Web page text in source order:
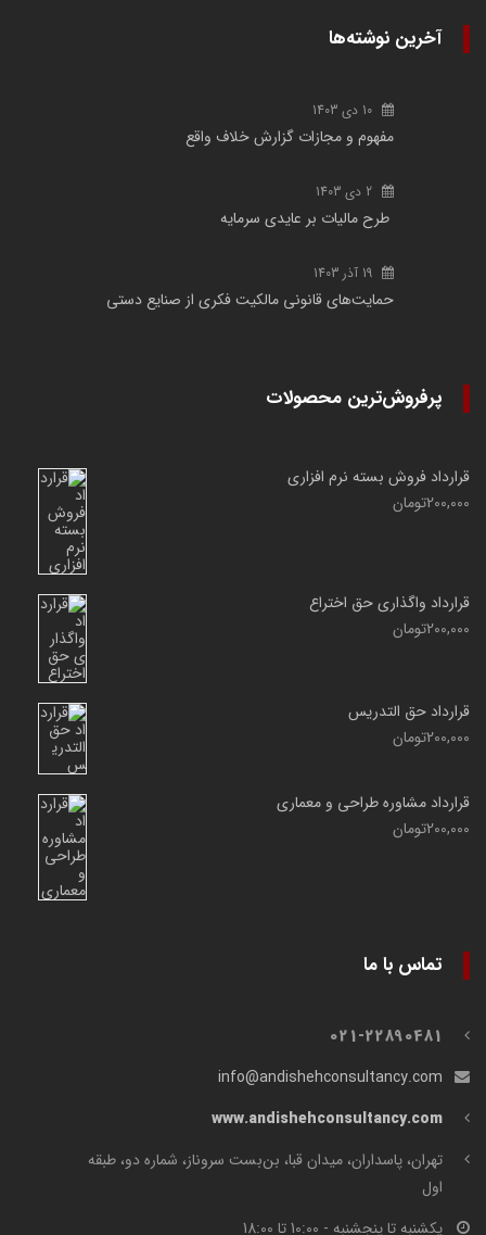
آخرین نوشته‌ها
10 دی 1403
مفهوم و مجازات گزارش خلاف واقع
2 دی 1403
طرح مالیات بر عایدی سرمایه
19 آذر 1403
حمایت‌های قانونی مالکیت فکری از صنایع دستی
پرفروش‌ترین محصولات
قرارداد فروش بسته نرم افزاری
200,000تومان
قرارداد واگذاری حق اختراع
200,000تومان
قرارداد حق التدریس
200,000تومان
قرارداد مشاوره طراحی و معماری
200,000تومان
تماس با ما
021-22890481
info@andishehconsultancy.com
www.andishehconsultancy.com
تهران، پاسداران، میدان قبا، بن‌بست سروناز، شماره دو، طبقه
اول
یکشنبه تا پنجشنبه - 10:00 تا 18:00